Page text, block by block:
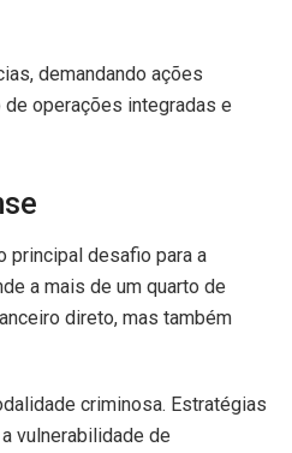
demandando ações
operações integradas e
principal desafio para a
a mais de um quarto de
direto, mas também
criminosa.
exploram a vulnerabilidade